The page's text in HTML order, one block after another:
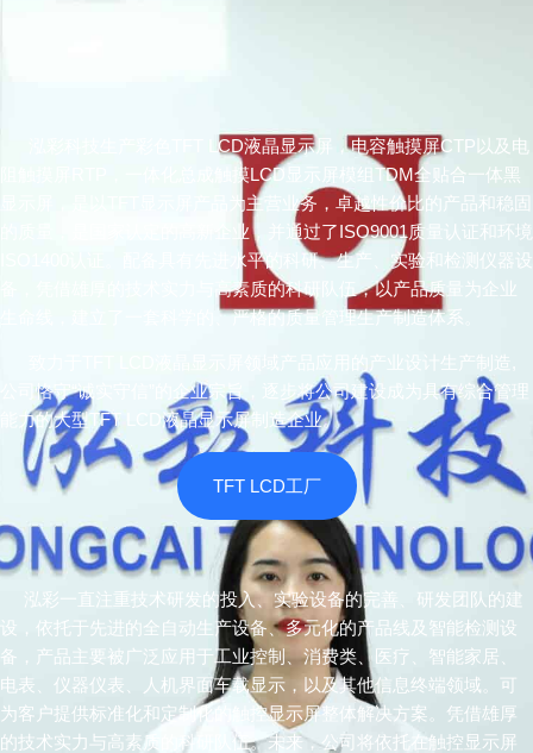
泓彩科技生产彩色TFT LCD液晶显示屏，电容触摸屏CTP以及电
阻触摸屏RTP，一体化总成触摸LCD显示屏模组TDM全贴合一体黑
显示屏，是以TFT显示屏产品为主营业务，卓越性价比的产品和稳固
的质量，是国家认定的高新企业，并通过了ISO9001质量认证和环境
ISO1400认证。配备具有先进水平的科研、生产、实验和检测仪器设
备，凭借雄厚的技术实力与高素质的科研队伍，以产品质量为企业
生命线，建立了一套科学的、严格的质量管理生产制造体系。
致力于TFT LCD液晶显示屏领域产品应用的产业设计生产制造,
公司恪守“诚实守信”的企业宗旨，逐步将公司建设成为具有综合管理
能力的大型TFT LCD液晶显示屏制造企业。
TFT LCD工厂
泓彩一直注重技术研发的投入、实验设备的完善、研发团队的建
设，依托于先进的全自动生产设备、多元化的产品线及智能检测设
备，产品主要被广泛应用于工业控制、消费类、医疗、智能家居、
电表、仪器仪表、人机界面车载显示，以及其他信息终端领域。可
为客户提供标准化和定制化的触控显示屏整体解决方案。凭借雄厚
的技术实力与高素质的科研队伍。未来，公司将依托在触控显示屏